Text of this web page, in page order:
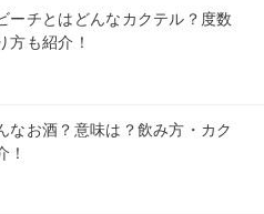
ーチとはどんなカクテル？度数
方も紹介！
なお酒？意味は？飲み方・カク
！